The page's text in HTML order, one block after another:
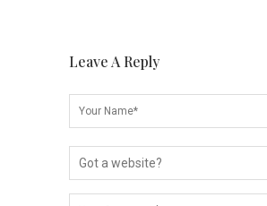
Leave A Reply